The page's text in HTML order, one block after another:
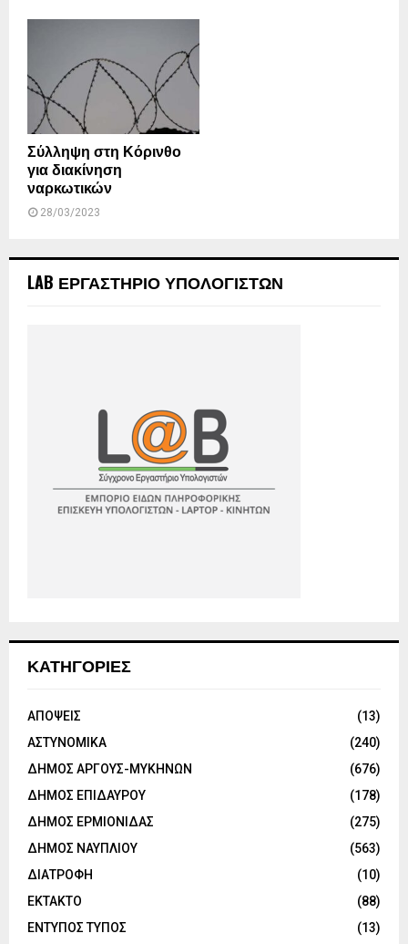
Σύλληψη στη Κόρινθο
για διακίνηση
ναρκωτικών
28/03/2023
LAB ΕΡΓΑΣΤΗΡΙΟ ΥΠΟΛΟΓΙΣΤΩΝ
ΚΑΤΗΓΟΡΙΕΣ
ΑΠΟΨΕΙΣ
(13)
ΑΣΤΥΝΟΜΙΚΑ
(240)
ΔΗΜΟΣ ΑΡΓΟΥΣ-ΜΥΚΗΝΩΝ
(676)
ΔΗΜΟΣ ΕΠΙΔΑΥΡΟΥ
(178)
ΔΗΜΟΣ ΕΡΜΙΟΝΙΔΑΣ
(275)
ΔΗΜΟΣ ΝΑΥΠΛΙΟΥ
(563)
ΔΙΑΤΡΟΦΗ
(10)
ΕΚΤΑΚΤΟ
(88)
ΕΝΤΥΠΟΣ ΤΥΠΟΣ
(13)